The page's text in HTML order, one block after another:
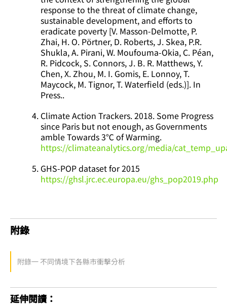
response to the threat of climate change,
sustainable development, and efforts to
eradicate poverty [V. Masson-Delmotte, P.
Zhai, H. O. Pörtner, D. Roberts, J. Skea, P.R.
Shukla, A. Pirani, W. Moufouma-Okia, C. Péan,
R. Pidcock, S. Connors, J. B. R. Matthews, Y.
Chen, X. Zhou, M. I. Gomis, E. Lonnoy, T.
Maycock, M. Tignor, T. Waterfield (eds.)]. In
Press..
Climate Action Trackers. 2018. Some Progress
since Paris but not enough, as Governments
amble Towards 3℃of Warming.
https://climateanalytics.org/media/
GHS-POP dataset for 2015
https://ghsl.jrc.ec.europa.eu/ghs_pop2019.php
附錄
附錄一 不同情境下各縣市衝擊分析
延伸閱讀：